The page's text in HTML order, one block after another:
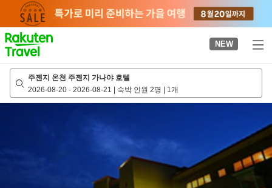
page
NEW
주젠지 온천 주젠지 가나야 호텔
2026-08-20 - 2026-08-21 | 숙박 인원 2명 | 1개